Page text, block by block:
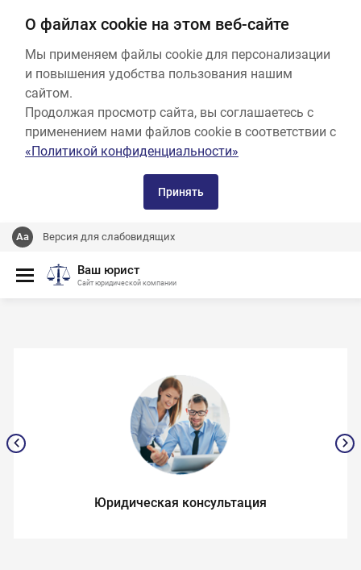
О файлах cookie на этом веб-сайте
Мы применяем файлы cookie для персонализации
и повышения удобства пользования нашим
сайтом.
Продолжая просмотр сайта, вы соглашаетесь с
применением нами файлов cookie в соответствии с
«Политикой конфиденциальности»
Принять
Версия для слабовидящих
Ваш юрист
Сайт юридической компании
Юридическая консультация